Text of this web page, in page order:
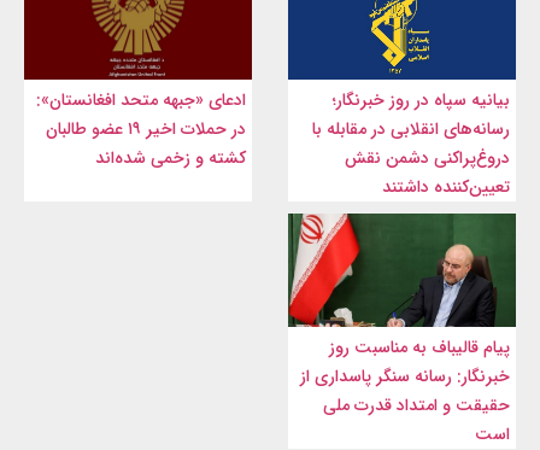
بیانیه سپاه در روز خبرنگار؛
رسانه‌های انقلابی در مقابله با
دروغ‌پراکنی دشمن نقش
تعیین‌کننده داشتند
ادعای «جبهه متحد افغانستان»:
در حملات اخیر ۱۹ عضو طالبان
کشته و زخمی شده‌اند
پیام قالیباف به مناسبت روز
خبرنگار: رسانه سنگر پاسداری از
حقیقت و امتداد قدرت ملی
است